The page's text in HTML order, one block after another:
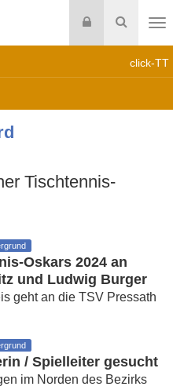
Suche
Login
click-TT
Tischtennis-
Oskars 2024 an
und Ludwig Burger
geht an die TSV Pressath
/ Spielleiter gesucht
im Norden des Bezirks